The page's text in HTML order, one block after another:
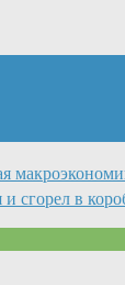
и сгорел в